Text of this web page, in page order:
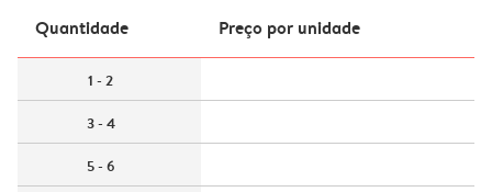
Quantidade Preço por unidade
1 - 2
3 - 4
5 - 6